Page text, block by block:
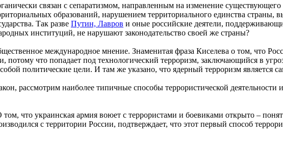
связан с сепаратизмом, направленным на изменение существующего
образований, нарушением территориального единства
Так разве Путин, Лавров и оные российские деятели,
институций, не нарушают законодательство своей же страны?
международное мнение. Знаменитая фраза Киселева о том, что
потому что попадает под технологический терроризм, заключающийся в
политические цели. И там же указано, что ядерный терроризм является
рассмотрим наиболее типичные способы террористической деятельности
что украинская армия воюет с террористами и боевиками открыто –
с территории России, подтверждает, что этот первый способ